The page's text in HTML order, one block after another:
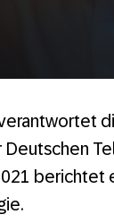
berichtet